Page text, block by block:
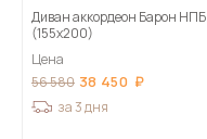
Диван аккордеон Барон НПБ
(155х200)
Цена
56 580 38 450
за 3 дня